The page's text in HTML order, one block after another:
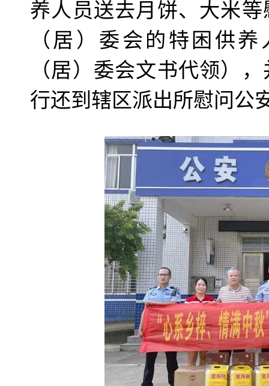
养人员送去月饼、大米
（居）委会的特困供
（居）委会文书代领）
行还到辖区派出所慰问公